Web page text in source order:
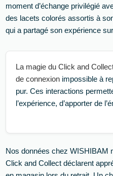
moment d’échange privilégié
des lacets colorés assortis à
qui a partagé son expérience
La magie du Click and
de connexion impossible à
pur. Ces interactions
l’expérience, d’apporter de
Nos données chez WISHIBAM
Click and Collect déclarent